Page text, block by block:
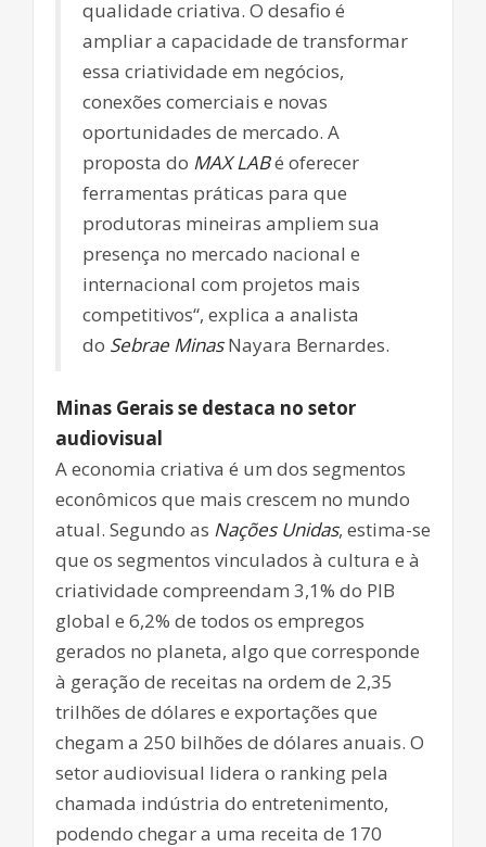
qualidade criativa. O desafio é
ampliar a capacidade de transformar
essa criatividade em negócios,
conexões comerciais e novas
oportunidades de mercado. A
proposta do MAX LABé oferecer
ferramentas práticas para que
produtoras mineiras ampliem sua
presença no mercado nacional e
internacional com projetos mais
competitivos“, explica a analista
do Sebrae MinasNayara Bernardes.
Minas Gerais se destaca no setor
audiovisual
A economia criativa é um dos segmentos
econômicos que mais crescem no mundo
atual. Segundo as Nações Unidas, estima-se
que os segmentos vinculados à cultura e à
criatividade compreendam 3,1% do PIB
global e 6,2% de todos os empregos
gerados no planeta, algo que corresponde
à geração de receitas na ordem de 2,35
trilhões de dólares e exportações que
chegam a 250 bilhões de dólares anuais. O
setor audiovisual lidera o ranking pela
chamada indústria do entretenimento,
podendo chegar a uma receita de 170